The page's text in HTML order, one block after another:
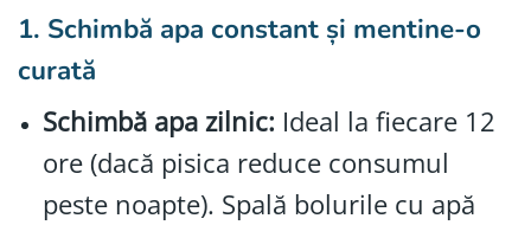
1. Schimbă apa constant și mentine-o
curată
Schimbă apa zilnic: Ideal la fiecare 12
ore (dacă pisica reduce consumul
peste noapte). Spală bolurile cu apă